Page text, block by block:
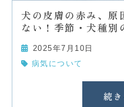
犬の皮膚の赤み、原
ない！季節・犬種別
2025年7月10日
病気について
続